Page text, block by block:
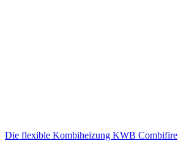
Die flexible Kombiheizung KWB Combifire